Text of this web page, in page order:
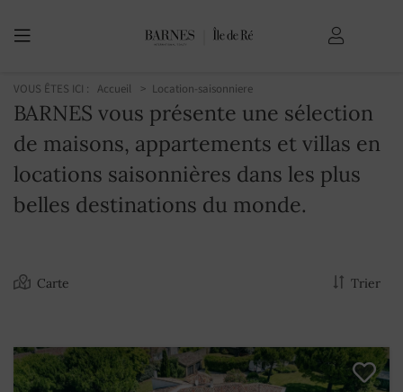
VOUS ÊTES ICI : Accueil Location-saisonniere
BARNES vous présente une sélection
de maisons, appartements et villas en
locations saisonnières dans les plus
belles destinations du monde.
Carte Trier